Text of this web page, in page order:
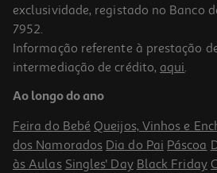
3.3
Frigorífico 4 Portas Samsung
Depósito De Água
1099.99 €/un
1.099,99 €
exclusividade, registado no Banco
7952.
Informação referente à prestação
intermediação de crédito, aqui.
Ao longo do ano
Feira do Bebé Queijos, Vinhos e
dos Namorados Dia do Pai Páscoa
às Aulas Singles' Day Black Friday